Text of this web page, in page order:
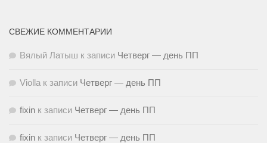
СВЕЖИЕ КОММЕНТАРИИ
Вялый Латыш к записи Четверг — день ПП
Violla к записи Четверг — день ПП
fixin к записи Четверг — день ПП
fixin к записи Четверг — день ПП